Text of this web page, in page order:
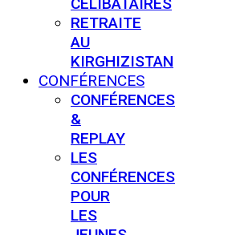
RETRAITE
AU
KIRGHIZISTAN
CONFÉRENCES
CONFÉRENCES
&
REPLAY
LES
CONFÉRENCES
POUR
LES